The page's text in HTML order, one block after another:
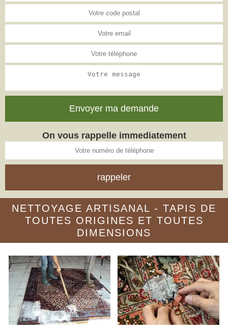
On vous rappelle immediatement
NETTOYAGE ARTISANAL - TAPIS DE
TOUTES ORIGINES ET TOUTES
DIMENSIONS